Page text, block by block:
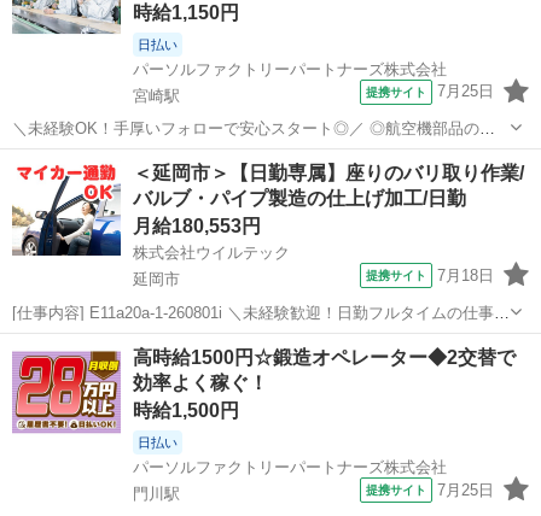
時給1,150円
日払い
パーソルファクトリーパートナーズ株式会社
宮崎駅
提携サイト 7月25日
＼未経験OK！手厚いフォローで安心スタート◎／ ◎航空機部品の成
型・加工・検査をお任せします。 ◎炭素繊維強化プラスチックで軽量
な部品を扱います！身体への負担少なめ♪ ◎安定企業で長期勤務可
能！温度管理された快適な職場環境も...
宮崎市 宮崎駅 工場
＜延岡市＞【日勤専属】座りのバリ取り作業/
バルブ・パイプ製造の仕上げ加工/日勤
月給180,553円
株式会社ウイルテック
延岡市
提携サイト 7月18日
[仕事内容] E11a20a-1-260801i ＼未経験歓迎！日勤フルタイムの仕事／
空調が効いた清潔でクリーンな空間でのお仕事です。 女性を中心に20
～40代活躍中！ ーーーーーーーーーー 【加工済み品の仕上げ及び付...
延岡市 工場
高時給1500円☆鍛造オペレーター◆2交替で
効率よく稼ぐ！
時給1,500円
日払い
パーソルファクトリーパートナーズ株式会社
門川駅
提携サイト 7月25日